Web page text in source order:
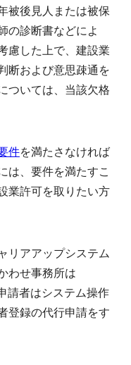
被後見人または被保
の診断書などによ
慮した上で、建設業
断および意思疎通を
ついては、当該欠格
件を満たさなければ
は、要件を満たすこ
業許可を取りたい方
リアアップシステム
わせ事務所は
請者はシステム操作
登録の代行申請をす